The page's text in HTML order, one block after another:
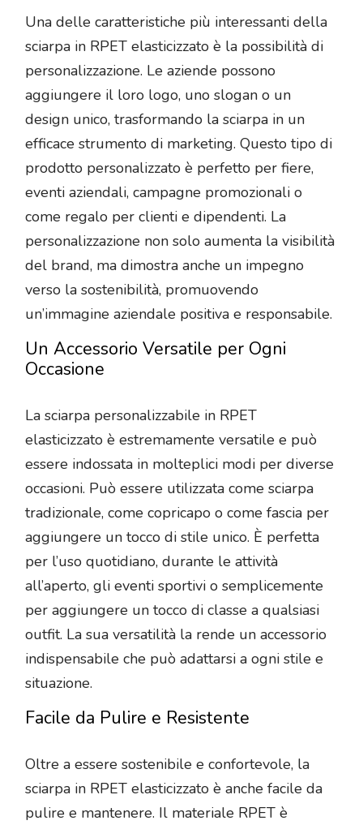
Una delle caratteristiche più interessanti della
sciarpa in RPET elasticizzato è la possibilità di
personalizzazione. Le aziende possono
aggiungere il loro logo, uno slogan o un
design unico, trasformando la sciarpa in un
efficace strumento di marketing. Questo tipo di
prodotto personalizzato è perfetto per fiere,
eventi aziendali, campagne promozionali o
come regalo per clienti e dipendenti. La
personalizzazione non solo aumenta la visibilità
del brand, ma dimostra anche un impegno
verso la sostenibilità, promuovendo
un’immagine aziendale positiva e responsabile.
Un Accessorio Versatile per Ogni
Occasione
La sciarpa personalizzabile in RPET
elasticizzato è estremamente versatile e può
essere indossata in molteplici modi per diverse
occasioni. Può essere utilizzata come sciarpa
tradizionale, come copricapo o come fascia per
aggiungere un tocco di stile unico. È perfetta
per l’uso quotidiano, durante le attività
all’aperto, gli eventi sportivi o semplicemente
per aggiungere un tocco di classe a qualsiasi
outfit. La sua versatilità la rende un accessorio
indispensabile che può adattarsi a ogni stile e
situazione.
Facile da Pulire e Resistente
Oltre a essere sostenibile e confortevole, la
sciarpa in RPET elasticizzato è anche facile da
pulire e mantenere. Il materiale RPET è